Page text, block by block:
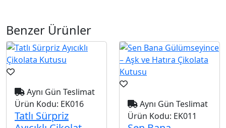
Benzer Ürünler
Aynı Gün Teslimat
Ürün Kodu: EK016
Tatlı Sürpriz
Aynı Gün Teslimat
Ürün Kodu: EK011